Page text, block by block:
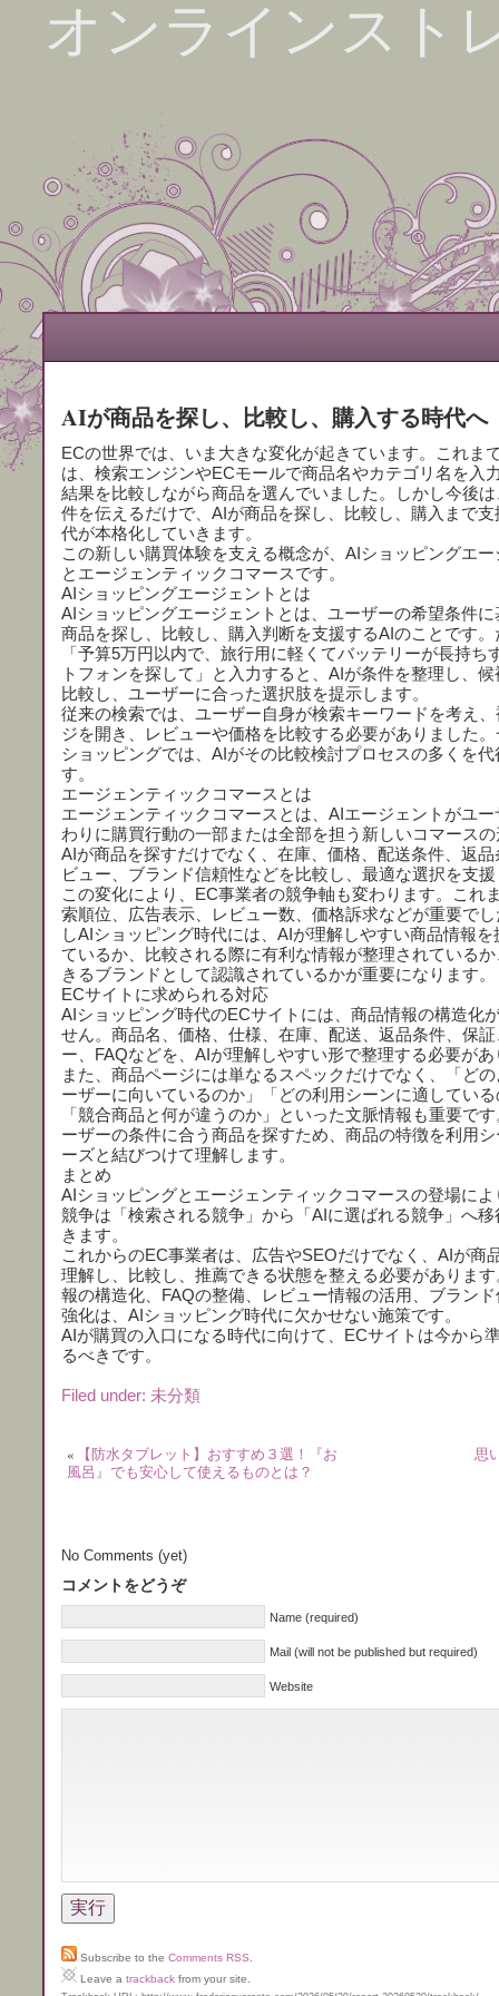
オンラインスト
AIが商品を探し、比較し、購入する時代へ
ECの世界では、いま大きな変化が起きています。これま
は、検索エンジンやECモールで商品名やカテゴリ名を入
結果を比較しながら商品を選んでいました。しかし今後
件を伝えるだけで、AIが商品を探し、比較し、購入まで支
代が本格化していきます。
この新しい購買体験を支える概念が、AIショッピングエー
とエージェンティックコマースです。
AIショッピングエージェントとは
AIショッピングエージェントとは、ユーザーの希望条件に
商品を探し、比較し、購入判断を支援するAIのことです。
「予算5万円以内で、旅行用に軽くてバッテリーが長持ち
トフォンを探して」と入力すると、AIが条件を整理し、
比較し、ユーザーに合った選択肢を提示します。
従来の検索では、ユーザー自身が検索キーワードを考え
ジを開き、レビューや価格を比較する必要がありました
ショッピングでは、AIがその比較検討プロセスの多くを代
す。
エージェンティックコマースとは
エージェンティックコマースとは、AIエージェントがユー
わりに購買行動の一部または全部を担う新しいコマース
AIが商品を探すだけでなく、在庫、価格、配送条件、返品
ビュー、ブランド信頼性などを比較し、最適な選択を支
この変化により、EC事業者の競争軸も変わります。これ
索順位、広告表示、レビュー数、価格訴求などが重要で
しAIショッピング時代には、AIが理解しやすい商品情報を
ているか、比較される際に有利な情報が整理されている
きるブランドとして認識されているかが重要になります。
ECサイトに求められる対応
AIショッピング時代のECサイトには、商品情報の構造化
せん。商品名、価格、仕様、在庫、配送、返品条件、保
ー、FAQなどを、AIが理解しやすい形で整理する必要があ
また、商品ページには単なるスペックだけでなく、「ど
ーザーに向いているのか」「どの利用シーンに適してい
「競合商品と何が違うのか」といった文脈情報も重要で
ーザーの条件に合う商品を探すため、商品の特徴を利用
ーズと結びつけて理解します。
まとめ
AIショッピングとエージェンティックコマースの登場に
競争は「検索される競争」から「AIに選ばれる競争」へ移
きます。
これからのEC事業者は、広告やSEOだけでなく、AIが商
理解し、比較し、推薦できる状態を整える必要がありま
報の構造化、FAQの整備、レビュー情報の活用、ブラン
強化は、AIショッピング時代に欠かせない施策です。
AIが購買の入口になる時代に向けて、ECサイトは今から
るべきです。
Filed under: 未分類
«
【防水タブレット】おすすめ３選！『お
風呂』でも安心して使えるものとは？
思
No Comments (yet)
コメントをどうぞ
Name (required)
Mail (will not be published but required)
Website
Subscribe to the Comments RSS
Leave a trackback from your site.